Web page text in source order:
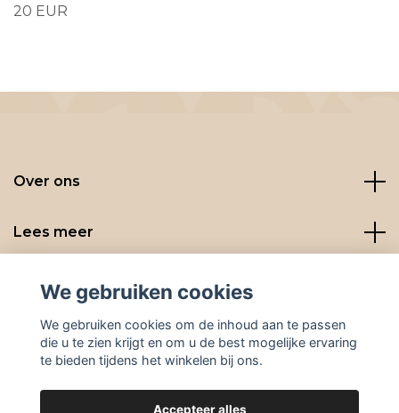
20 EUR
Over ons
Lees meer
Social media
We gebruiken cookies
We gebruiken cookies om de inhoud aan te passen
die u te zien krijgt en om u de best mogelijke ervaring
te bieden tijdens het winkelen bij ons.
Accepteer alles